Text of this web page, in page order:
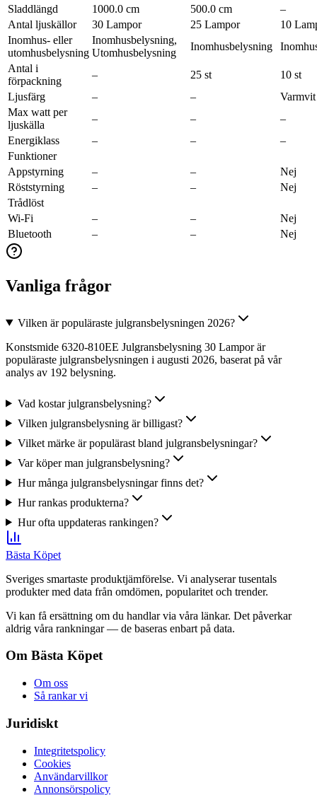
Sladdlängd
1000.0 cm 500.0 cm
–
Antal ljuskällor
30 Lampor 25 Lampor
10
Inomhus- eller
utomhusbelysning
Inomhusbelysning,
Utomhusbelysning
Inomhusbelysning
Antal i
förpackning
– 25 st
10 st
Ljusfärg
– –
Varmvit
Max watt per
ljuskälla
– –
–
Energiklass
– –
–
Funktioner
Appstyrning
– –
Nej
Röststyrning
– –
Nej
Trådlöst
Wi-Fi
– –
Nej
Bluetooth
– – Nej
Vanliga frågor
Vilken är populäraste julgransbelysningen 2026?
Konstsmide 6320-810EE Julgransbelysning 30 Lampor är
populäraste julgransbelysningen i augusti 2026, baserat på vår
analys av 192 belysning.
Vad kostar julgransbelysning?
Vilken julgransbelysning är billigast?
Vilket märke är populärast bland julgransbelysningar?
Var köper man julgransbelysning?
Hur många julgransbelysningar finns det?
Hur rankas produkterna?
Hur ofta uppdateras rankingen?
Bästa Köpet
Sveriges smartaste produktjämförelse. Vi analyserar tusentals
produkter med data från omdömen, popularitet och trender.
Vi kan få ersättning om du handlar via våra länkar. Det påverkar
aldrig våra rankningar — de baseras enbart på data.
Om Bästa Köpet
Om oss
Så rankar vi
Juridiskt
Integritetspolicy
Cookies
Användarvillkor
Annonsörspolicy